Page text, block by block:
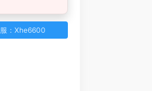
：Xhe6600